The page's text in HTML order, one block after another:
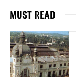
MUST READ